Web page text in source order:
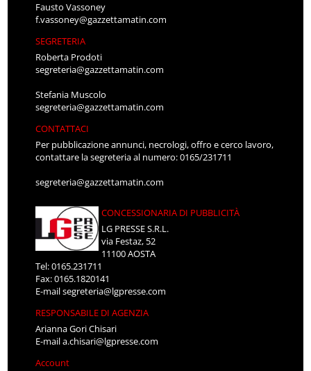
Fausto Vassoney
f.vassoney@gazzettamatin.com
SEGRETERIA
Roberta Prodoti
segreteria@gazzettamatin.com
Stefania Muscolo
segreteria@gazzettamatin.com
CONTATTACI
Per pubblicazione annunci, necrologi, offro e cerco lavoro,
contattare la segreteria al numero: 0165/231711
segreteria@gazzettamatin.com
CONCESSIONARIA DI PUBBLICITÀ
LG PRESSE S.R.L.
via Festaz, 52
11100 AOSTA
Tel: 0165.231711
Fax: 0165.1820141
E-mailsegreteria@lgpresse.com
RESPONSABILE DI AGENZIA
Arianna Gori Chisari
E-maila.chisari@lgpresse.com
Account